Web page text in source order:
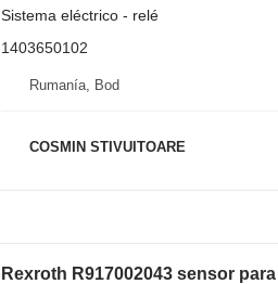
Sistema eléctrico - relé
1403650102
Rumanía, Bod
COSMIN STIVUITOARE
Rexroth R917002043 sensor